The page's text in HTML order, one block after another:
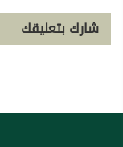
شارك بتعليقك